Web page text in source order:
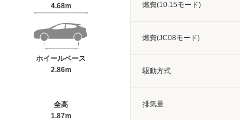
4.68m
ホイールベース
2.86m
全高
1.87m
燃費(10.15モード)
燃費(JC08モード)
駆動方式
排気量